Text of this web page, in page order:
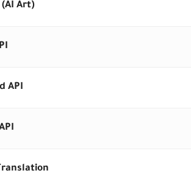
Art)
API